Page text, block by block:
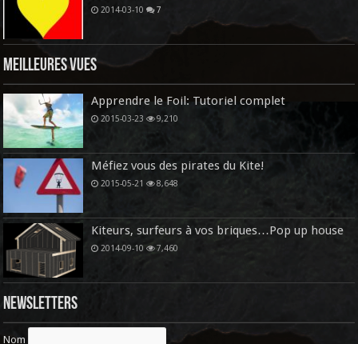
2014-03-10 7
Meilleures vues
Apprendre le Foil: Tutoriel complet
2015-03-23 9,210
Méfiez vous des pirates du Kite!
2015-05-21 8,648
Kiteurs, surfeurs à vos briques…Pop up house
2014-09-10 7,460
Newsletters
Nom